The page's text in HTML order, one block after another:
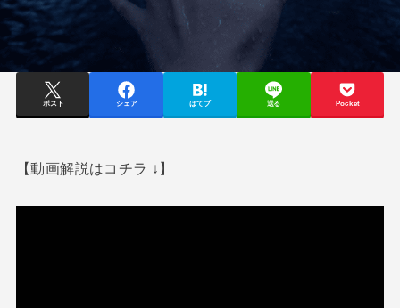
ポスト シェア はてブ 送る Pocket
【動画解説はコチラ ↓】